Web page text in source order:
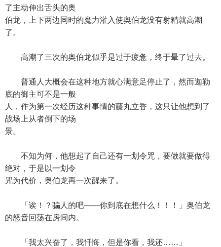
了主动伸出舌头的奥
伯龙，上下两边同时的魔力灌入使奥伯龙没有射精就高潮
了。
高潮了三次的奥伯龙似乎是过于疲惫，终于晕了过去。
普通人大概会在这种地方就心满意足停止了，然而迦勒
底的御主可不是一般
人，作为第一次经历这种事情的藤丸立香，这只让他想到了
战场上从者倒下的场
景。
不知为何，他想起了自己还有一划令咒，要做就要做得
绝对，于是以一划令
咒为代价，奥伯龙再一次醒来了。
「诶！？骗人的吧——你到底在想什么！！！」奥伯龙
的怒音回荡在房间内。
「我太兴奋了，我忏悔，但是你看，我还……」